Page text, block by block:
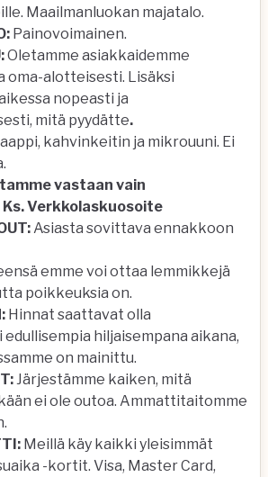
Maailmanluokan majatalo.
Painovoimainen.
Oletamme asiakkaidemme
oma-alotteisesti. Lisäksi
nopeasti ja
mitä pyydätte.
kahvinkeitin ja mikrouuni. Ei
vastaan vain
Ks. Verkkolaskuosoite
Asiasta sovittava ennakkoon
emme voi ottaa lemmikkejä
poikkeuksia on.
Hinnat saattavat olla
hiljaisempana aikana,
on mainittu.
Järjestämme kaiken, mitä
ei ole outoa. Ammattitaitomme
Meillä käy kaikki yleisimmät
-kortit. Visa, Master Card,